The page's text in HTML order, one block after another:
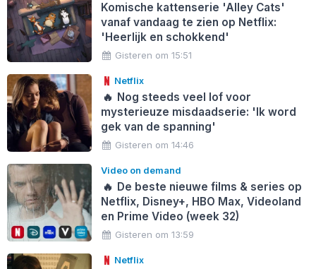
Komische kattenserie 'Alley Cats'
vanaf vandaag te zien op Netflix:
'Heerlijk en schokkend'
Gisteren om 15:51
Netflix
🔥 Nog steeds veel lof voor
mysterieuze misdaadserie: 'Ik word
gek van de spanning'
Gisteren om 14:46
Video on demand
🔥 De beste nieuwe films & series op
Netflix, Disney+, HBO Max, Videoland
en Prime Video (week 32)
Gisteren om 13:59
Netflix